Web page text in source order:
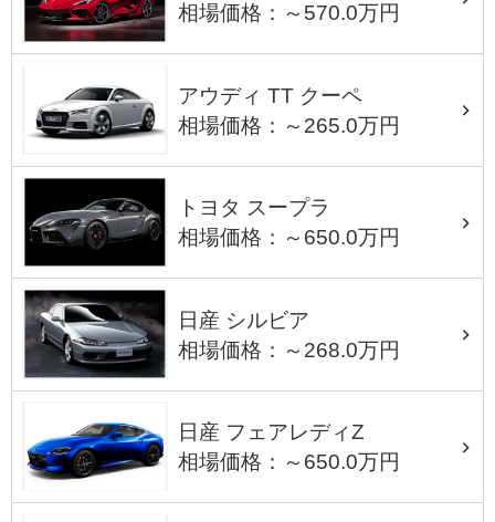
相場価格：～570.0万円
アウディ TT クーペ
相場価格：～265.0万円
トヨタ スープラ
相場価格：～650.0万円
日産 シルビア
相場価格：～268.0万円
日産 フェアレディZ
相場価格：～650.0万円